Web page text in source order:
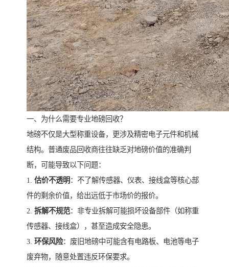
一、为什么需要专业地磅回收？
地磅不仅是大型称重设备，更涉及精密电子元件和机械
结构。普通废品回收商往往缺乏对地磅价值的准确判
断，可能导致以下问题：
1. 估价不透明：不了解传感器、仪表、接线盒等核心部
件的剩余价值，给出远低于市场价的报价。
2. 拆解不规范：非专业拆解可能损坏设备部件（如称重
传感器、接线盒），甚至造成安全隐患。
3. 环保风险：废旧地磅中可能含有电路板、电池等电子
废弃物，随意处置违反环保要求。